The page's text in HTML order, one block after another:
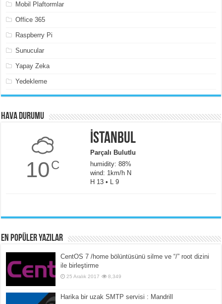
Mobil Plaftormlar
Office 365
Raspberry Pi
Sunucular
Yapay Zeka
Yedekleme
Hava Durumu
10C
İstanbul
Parçalı Bulutlu
humidity: 88%
wind: 1km/h N
H 13 • L 9
En popüler yazılar
CentOS 7 /home bölüntüsünü silme ve “/” root dizini
ile birleştirme
25 Aralık 2017 8,349
Harika bir uzak SMTP servisi : Mandrill